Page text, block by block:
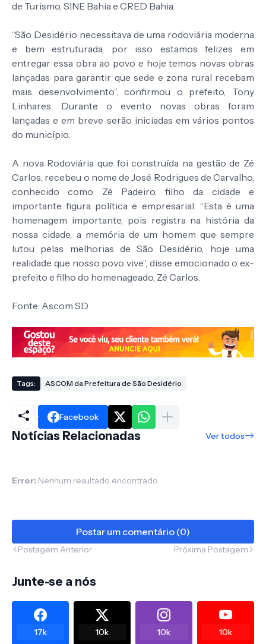
de Turismo, SINE Bahia e CRED Bahia.
“São Desidério necessitava de uma rodoviária moderna
e bem estruturada, por isso estamos felizes em
entregar essa obra ao povo e hoje temos novas obras
lançadas para garantir que sede e zona rural recebam
mais desenvolvimento”, confirmou o prefeito, Tony
Linhares. Durante o evento novas obras foram
lançadas e em breve serão iniciadas em vários pontos
do município.
A nova Rodoviária que foi construída na gestão de Zé
Carlos, recebeu o nome de José Rodrigues de Carvalho,
conhecido como Zé Padeiro, filho da cidade e
importante figura política e empresarial. “Esta é uma
homenagem importante, pois registra na história da
nossa cidade, a memória de um homem que sempre
lutou pelas melhorias de São Desidério, hoje uma
realidade que nosso povo vive”, disse emocionado o ex-
prefeito e filho do homenageado, Zé Carlos.
Fonte: Ascom SD
Tags: ASCOM da Prefeitura de São Desidério
Facebook
Notícias Relacionadas Ver todos
Error: Nenhum resultado encontrado
Postar um comentário (0)
Postagem Anterior Próxima Postagem
Junte-se a nós
17k 10k 10k 10k